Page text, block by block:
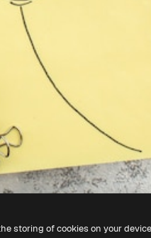
storing of cookies on your